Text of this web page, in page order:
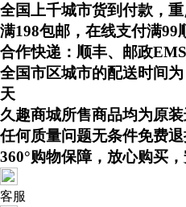
全国上千城市货到付款，
满198包邮，在线支付满99
合作快递：顺丰、邮政
全国市区城市的配送时间
天
久趣商城所售商品均为原装
任何质量问题无条件免费
360°购物保障，放心购买
客服